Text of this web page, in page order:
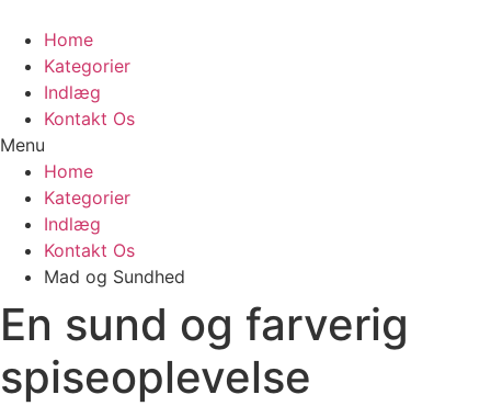
indhold
Home
Kategorier
Indlæg
Kontakt Os
Menu
Home
Kategorier
Indlæg
Kontakt Os
Mad og Sundhed
En sund og farverig
spiseoplevelse